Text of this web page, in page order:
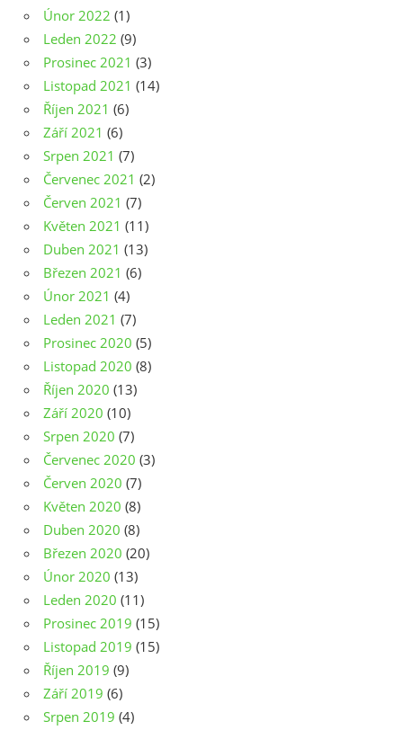
Únor 2022 (1)
Leden 2022 (9)
Prosinec 2021 (3)
Listopad 2021 (14)
Říjen 2021 (6)
Září 2021 (6)
Srpen 2021 (7)
Červenec 2021 (2)
Červen 2021 (7)
Květen 2021 (11)
Duben 2021 (13)
Březen 2021 (6)
Únor 2021 (4)
Leden 2021 (7)
Prosinec 2020 (5)
Listopad 2020 (8)
Říjen 2020 (13)
Září 2020 (10)
Srpen 2020 (7)
Červenec 2020 (3)
Červen 2020 (7)
Květen 2020 (8)
Duben 2020 (8)
Březen 2020 (20)
Únor 2020 (13)
Leden 2020 (11)
Prosinec 2019 (15)
Listopad 2019 (15)
Říjen 2019 (9)
Září 2019 (6)
Srpen 2019 (4)